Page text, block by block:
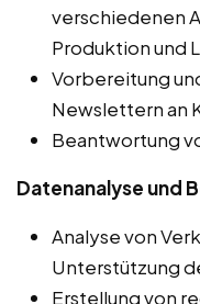
verschiedenen
Produktion und
Vorbereitung
Newslettern an
Beantwortung
Datenanalyse und
Analyse von
Unterstützung
Erstellung von